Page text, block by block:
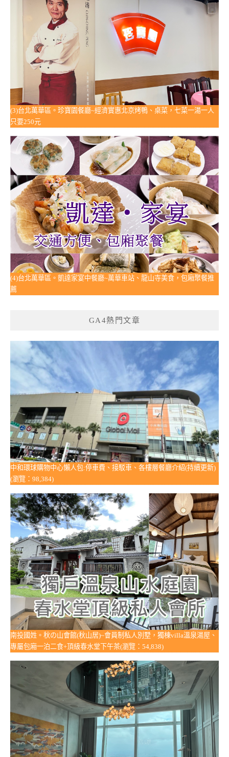
(3)台北萬華區。珍寶園餐廳~經濟實惠北京烤鴨、桌菜，七菜一湯一人
只要250元
(4)台北萬華區。凱達家宴中餐廳~萬華車站、龍山寺美食，包廂聚餐推
薦
GA4熱門文章
中和環球購物中心懶人包:停車費、接駁車、各樓層餐廳介紹(持續更新)
(瀏覽：98,384)
南投國姓。秋の山會館(秋山居)~會員制私人別墅，獨棟villa溫泉湯屋、
專屬包廂一泊二食+頂級春水堂下午茶(瀏覽：54,838)